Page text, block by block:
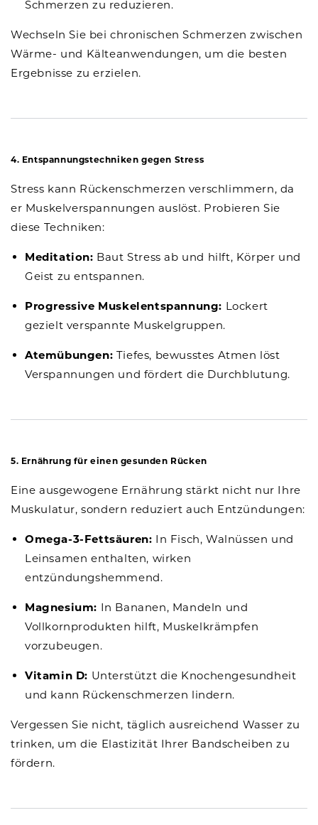
Schmerzen zu reduzieren.
Wechseln Sie bei chronischen Schmerzen zwischen
Wärme- und Kälteanwendungen, um die besten
Ergebnisse zu erzielen.
4. Entspannungstechniken gegen Stress
Stress kann Rückenschmerzen verschlimmern, da
er Muskelverspannungen auslöst. Probieren Sie
diese Techniken:
Meditation: Baut Stress ab und hilft, Körper und
Geist zu entspannen.
Progressive Muskelentspannung: Lockert
gezielt verspannte Muskelgruppen.
Atemübungen: Tiefes, bewusstes Atmen löst
Verspannungen und fördert die Durchblutung.
5. Ernährung für einen gesunden Rücken
Eine ausgewogene Ernährung stärkt nicht nur Ihre
Muskulatur, sondern reduziert auch Entzündungen:
Omega-3-Fettsäuren: In Fisch, Walnüssen und
Leinsamen enthalten, wirken
entzündungshemmend.
Magnesium: In Bananen, Mandeln und
Vollkornprodukten hilft, Muskelkrämpfen
vorzubeugen.
Vitamin D: Unterstützt die Knochengesundheit
und kann Rückenschmerzen lindern.
Vergessen Sie nicht, täglich ausreichend Wasser zu
trinken, um die Elastizität Ihrer Bandscheiben zu
fördern.